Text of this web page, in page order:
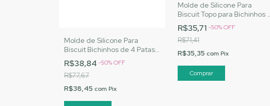
Molde de Silicone Para
Biscuit Bichinhos de 4 Patas
2 - MJ Artesanatos |Cód.
3039
R$38,84 -50%OFF
R$77,67
R$38,45 com Pix
Molde de Silicone Para
Biscuit Topo para Bichinhos -
MJ Artesanatos |Cód.3063
R$35,71 -50%OFF
R$71,41
R$35,35 com Pix